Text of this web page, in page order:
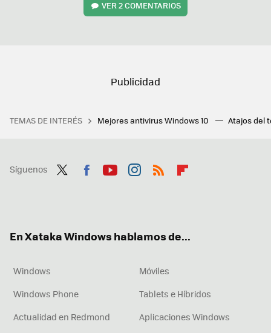
VER2 COMENTARIOS
TEMAS DE INTERÉS Mejores antivirus Windows 10 Atajos del
Síguenos
En Xataka Windows hablamos de...
Windows
Móviles
Windows Phone
Tablets e Híbridos
Actualidad en Redmond
Aplicaciones Windows